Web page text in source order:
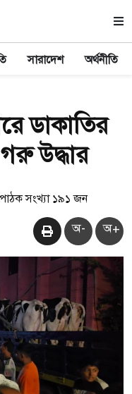
সারাদেশ অর্থনীতি
ডাকাতির
উদ্ধার
পাঠক সংখ্যা ১৯১ জন
অ- অ+